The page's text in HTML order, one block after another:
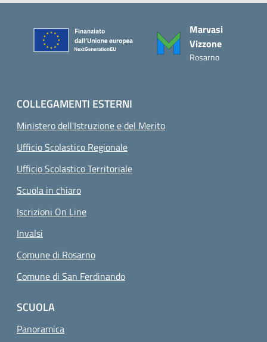
Marvasi
Vizzone
Rosarno
COLLEGAMENTI ESTERNI
Ministero dell'Istruzione e del Merito
Ufficio Scolastico Regionale
Ufficio Scolastico Territoriale
Scuola in chiaro
Iscrizioni On Line
Invalsi
Comune di Rosarno
Comune di San Ferdinando
SCUOLA
Panoramica